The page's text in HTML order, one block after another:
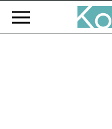
Zum Hauptinhalt springen